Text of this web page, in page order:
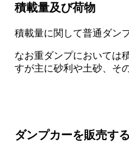
積載量及び荷物
積載量に関して普通ダン
なお重ダンプにおいては
すが主に砂利や土砂、そ
ダンプカーを販売す